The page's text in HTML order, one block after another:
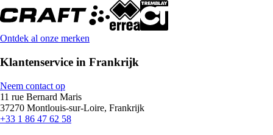
Ontdek al onze merken
Klantenservice in Frankrijk
Neem contact op
11 rue Bernard Maris
37270 Montlouis-sur-Loire, Frankrijk
+33 1 86 47 62 58